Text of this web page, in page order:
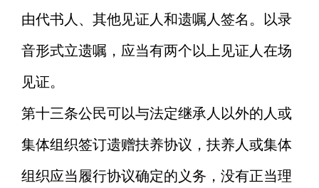
由代书人、其他见证人和遗嘱人签名。以录
音形式立遗嘱，应当有两个以上见证人在场
见证。
第十三条公民可以与法定继承人以外的人或
集体组织签订遗赠扶养协议，扶养人或集体
组织应当履行协议确定的义务，没有正当理